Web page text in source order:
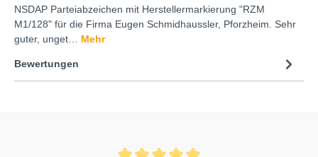
NSDAP Parteiabzeichen mit Herstellermarkierung "RZM
M1/128" für die Firma Eugen Schmidhaussler, Pforzheim. Sehr
guter, unget… Mehr
Bewertungen